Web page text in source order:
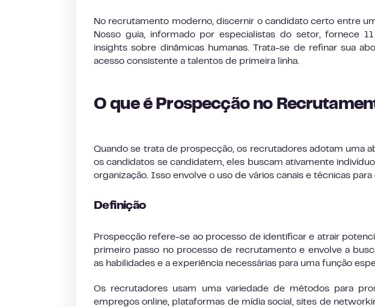
No recrutamento moderno, discernir o candidato certo entre
Nosso guia, informado por especialistas do setor, fornece
insights sobre dinâmicas humanas. Trata-se de refinar sua
acesso consistente a talentos de primeira linha.
O que é Prospecção no
Quando se trata de prospecção, os recrutadores adotam uma
os candidatos se candidatem, eles buscam ativamente
organização. Isso envolve o uso de vários canais e técnicas
Definição
Prospecção refere-se ao processo de identificar e atrair
primeiro passo no processo de recrutamento e envolve a
as habilidades e a experiência necessárias para uma função
Os recrutadores usam uma variedade de métodos para
empregos online, plataformas de mídia social, sites de